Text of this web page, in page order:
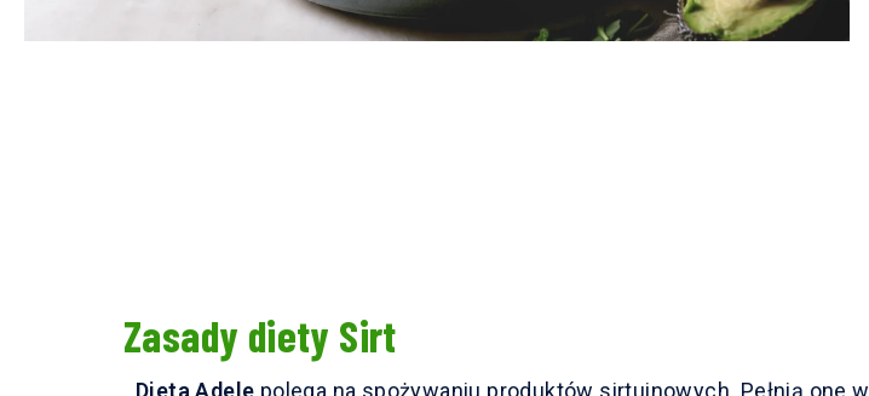
Zasady diety Sirt
Dieta Adele polega na spożywaniu produktów sirtuinowych. Pełnią one w